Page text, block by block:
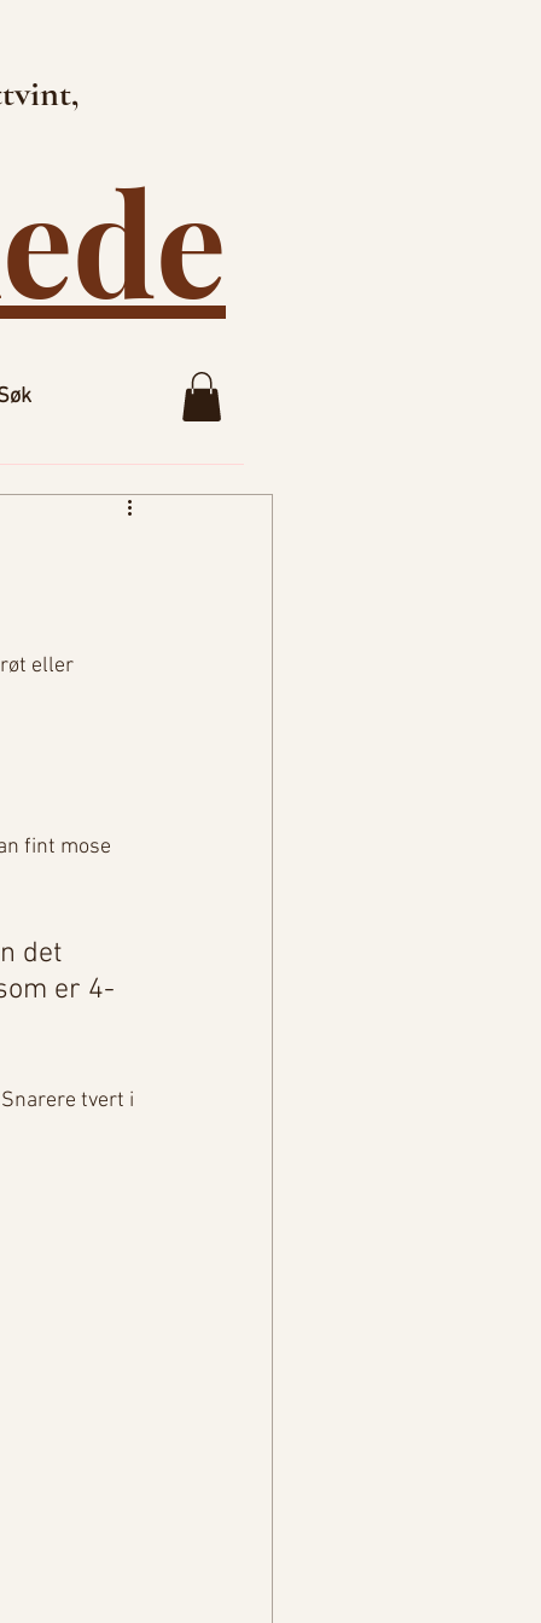
eller
fint mose
det
er 4-
tvert i